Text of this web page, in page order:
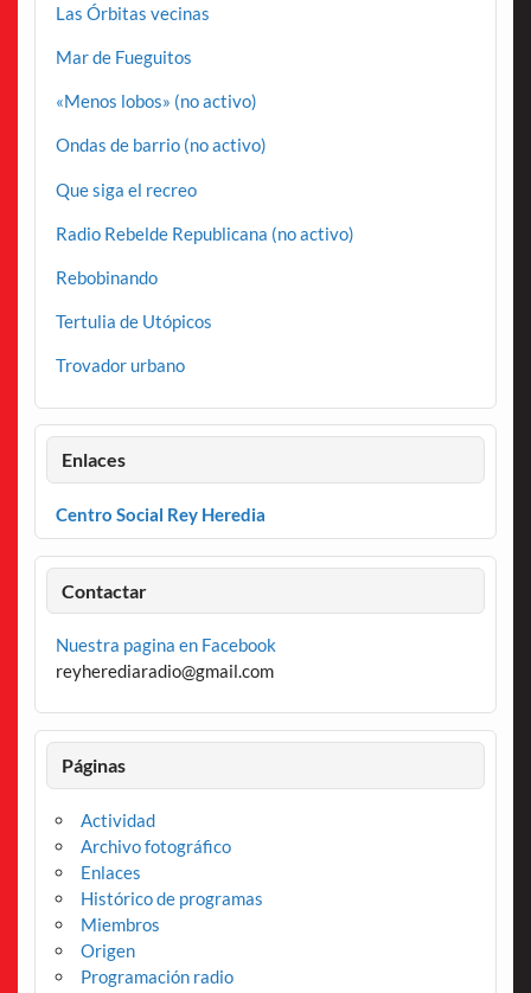
Las Órbitas vecinas
Mar de Fueguitos
«Menos lobos» (no activo)
Ondas de barrio (no activo)
Que siga el recreo
Radio Rebelde Republicana (no activo)
Rebobinando
Tertulia de Utópicos
Trovador urbano
Enlaces
Centro Social Rey Heredia
Contactar
Nuestra pagina en Facebook
reyherediaradio@gmail.com
Páginas
Actividad
Archivo fotográfico
Enlaces
Histórico de programas
Miembros
Origen
Programación radio